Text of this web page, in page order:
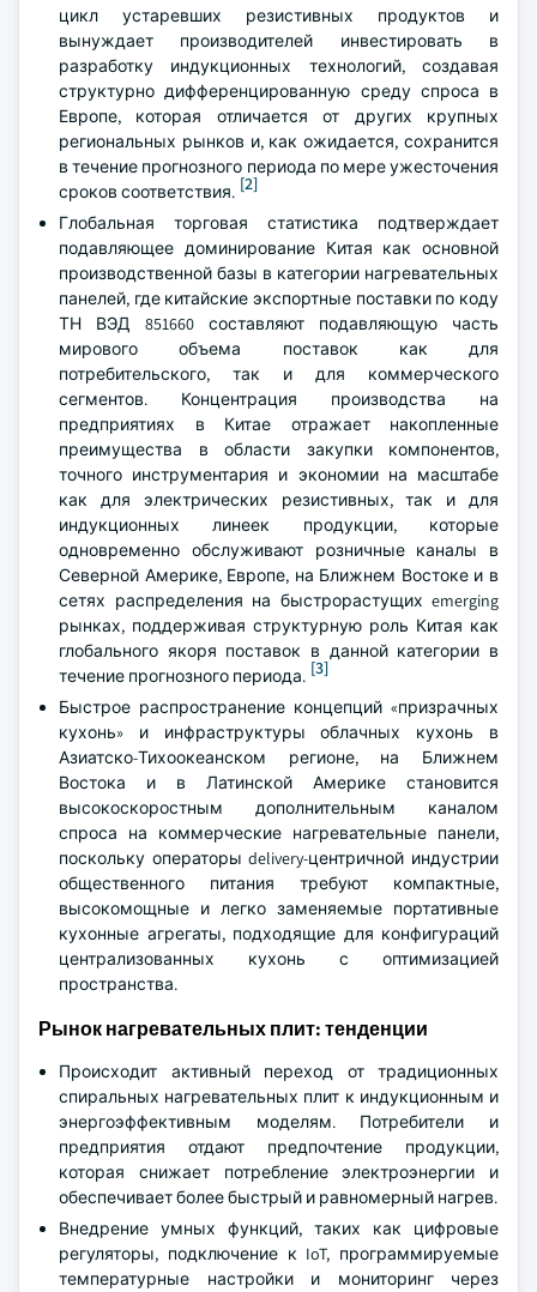
цикл устаревших резистивных продуктов и
вынуждает производителей инвестировать в
разработку индукционных технологий, создавая
структурно дифференцированную среду спроса в
Европе, которая отличается от других крупных
региональных рынков и, как ожидается, сохранится
в течение прогнозного периода по мере ужесточения
сроков соответствия. [2]
Глобальная торговая статистика подтверждает
подавляющее доминирование Китая как основной
производственной базы в категории нагревательных
панелей, где китайские экспортные поставки по коду
ТН ВЭД 851660 составляют подавляющую часть
мирового объема поставок как для
потребительского, так и для коммерческого
сегментов. Концентрация производства на
предприятиях в Китае отражает накопленные
преимущества в области закупки компонентов,
точного инструментария и экономии на масштабе
как для электрических резистивных, так и для
индукционных линеек продукции, которые
одновременно обслуживают розничные каналы в
Северной Америке, Европе, на Ближнем Востоке и в
сетях распределения на быстрорастущих emerging
рынках, поддерживая структурную роль Китая как
глобального якоря поставок в данной категории в
течение прогнозного периода. [3]
Быстрое распространение концепций «призрачных
кухонь» и инфраструктуры облачных кухонь в
Азиатско-Тихоокеанском регионе, на Ближнем
Востока и в Латинской Америке становится
высокоскоростным дополнительным каналом
спроса на коммерческие нагревательные панели,
поскольку операторы delivery-центричной индустрии
общественного питания требуют компактные,
высокомощные и легко заменяемые портативные
кухонные агрегаты, подходящие для конфигураций
централизованных кухонь с оптимизацией
пространства.
Рынок нагревательных плит: тенденции
Происходит активный переход от традиционных
спиральных нагревательных плит к индукционным и
энергоэффективным моделям. Потребители и
предприятия отдают предпочтение продукции,
которая снижает потребление электроэнергии и
обеспечивает более быстрый и равномерный нагрев.
Внедрение умных функций, таких как цифровые
регуляторы, подключение к IoT, программируемые
температурные настройки и мониторинг через